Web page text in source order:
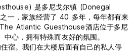
是多尼戈尔镇 (Donegal
一，家族经营了 40 多年，每年都有来
Atlantic Guesthouse酒店位于多尼
心，拥有特殊而友好的氛围。
宿。我们在大楼后面有自己的私人停